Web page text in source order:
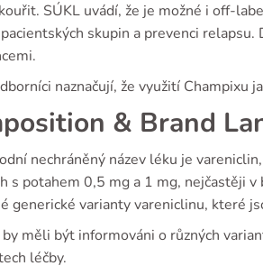
SÚKL uvádí, že je možné i off-
skupin a prevenci
naznačují, že využití Champixu
& Brand
nechráněný název léku je
s potahem 0,5 mg a 1 mg, nejčastěji
generické varianty vareniclinu, které
měli být informováni o různých
léčby.